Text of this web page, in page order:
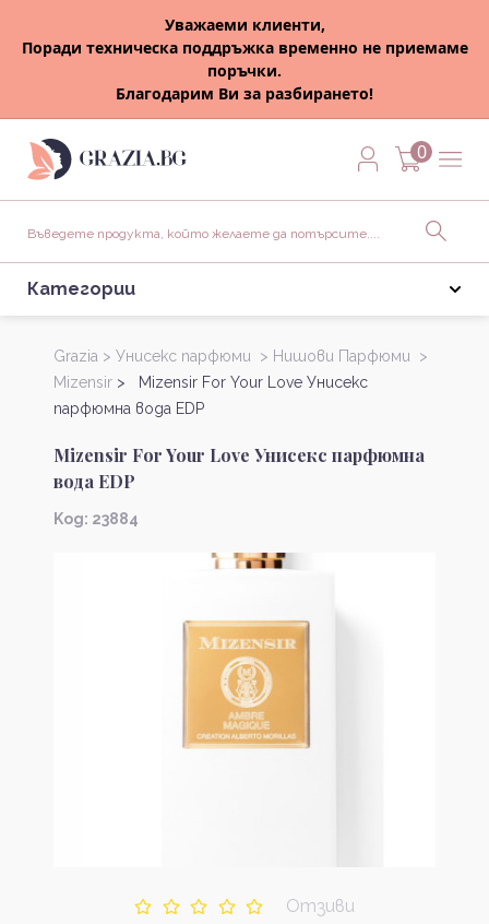
Уважаеми клиенти,
Поради техническа поддръжка временно не приемаме
поръчки.
Благодарим Ви за разбирането!
0
Категории
Grazia > Унисекс парфюми > Нишови Парфюми >
Mizensir > Mizensir For Your Love Унисекс
парфюмна вода EDP
Mizensir For Your Love Унисекс парфюмна
вода EDP
Kод: 23884
Отзиви